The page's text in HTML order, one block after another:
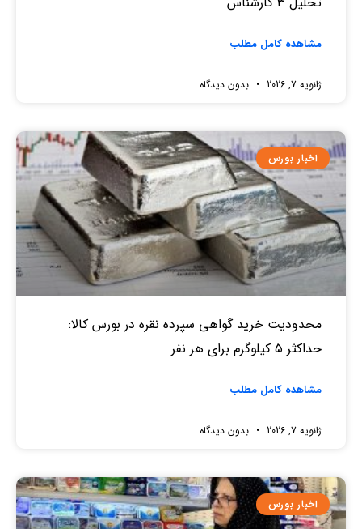
مشاهده کامل مطلب
ژانویه 7, 2026 بدون دیدگاه
اخبار بورس
محدودیت خرید گواهی سپرده نقره در بورس کالا:
حداکثر ۵ کیلوگرم برای هر نفر
مشاهده کامل مطلب
ژانویه 7, 2026 بدون دیدگاه
اخبار بورس